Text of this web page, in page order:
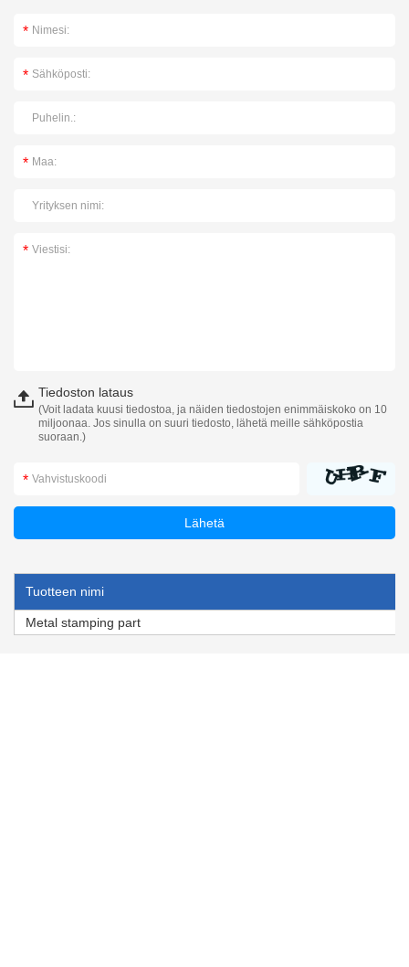
Tiedoston lataus
(Voit ladata kuusi tiedostoa, ja näiden tiedostojen enimmäiskoko on 10
miljoonaa. Jos sinulla on suuri tiedosto, lähetä meille sähköpostia
suoraan.)
Tuotteen nimi
Metal stamping part